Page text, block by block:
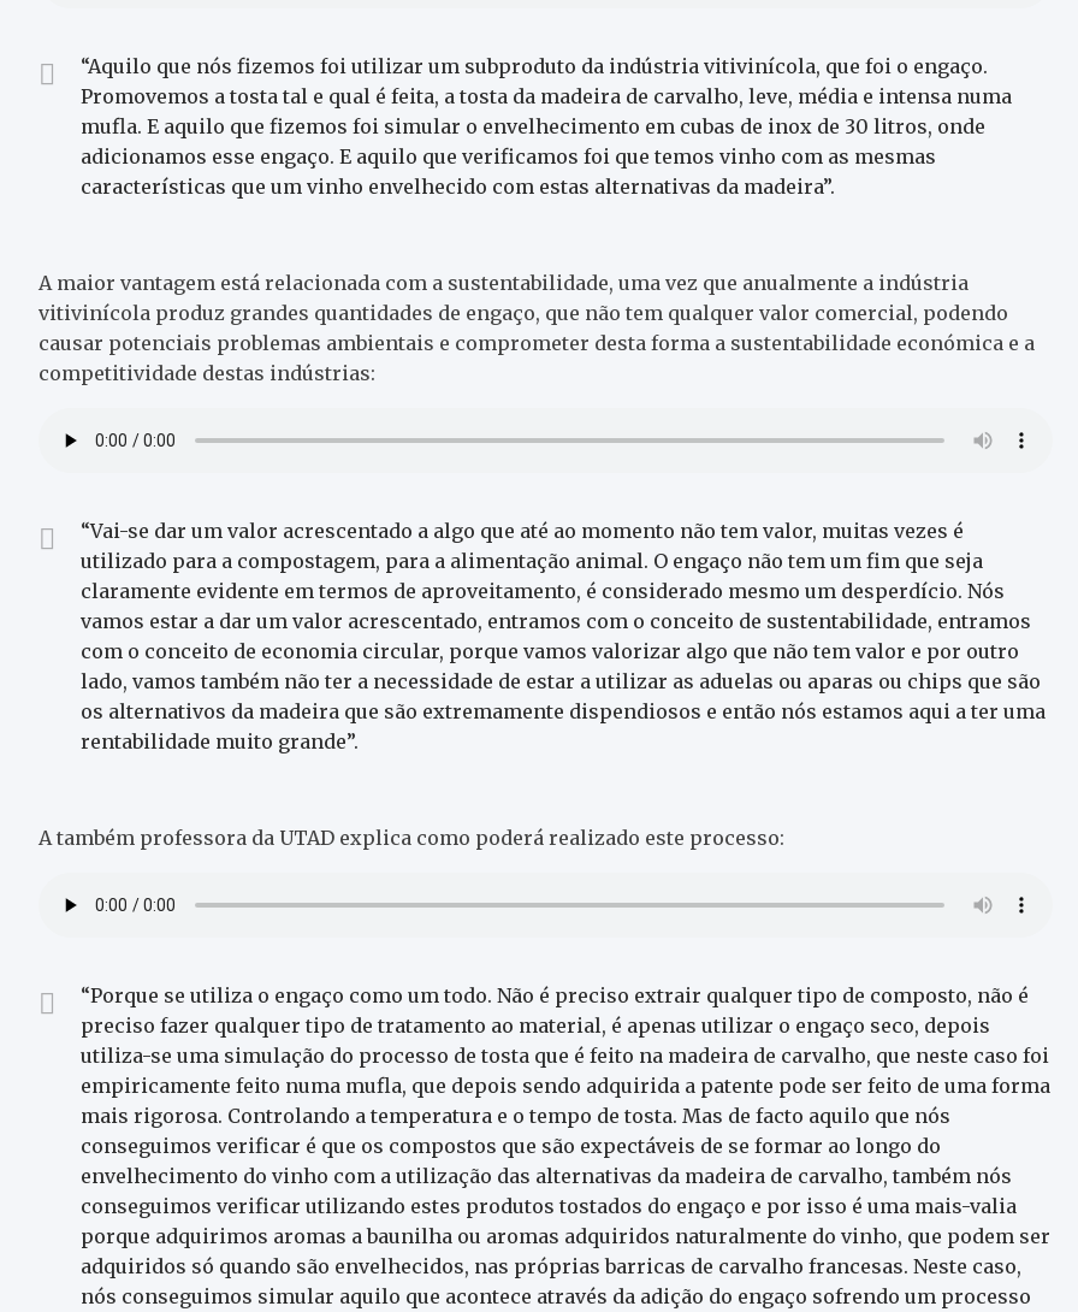
“Aquilo que nós fizemos foi utilizar um subproduto da indústria vitivinícola, que foi o engaço.
Promovemos a tosta tal e qual é feita, a tosta da madeira de carvalho, leve, média e intensa numa
mufla. E aquilo que fizemos foi simular o envelhecimento em cubas de inox de 30 litros, onde
adicionamos esse engaço. E aquilo que verificamos foi que temos vinho com as mesmas
características que um vinho envelhecido com estas alternativas da madeira”.
A maior vantagem está relacionada com a sustentabilidade, uma vez que anualmente a indústria
vitivinícola produz grandes quantidades de engaço, que não tem qualquer valor comercial, podendo
causar potenciais problemas ambientais e comprometer desta forma a sustentabilidade económica e a
competitividade destas indústrias:
“Vai-se dar um valor acrescentado a algo que até ao momento não tem valor, muitas vezes é
utilizado para a compostagem, para a alimentação animal. O engaço não tem um fim que seja
claramente evidente em termos de aproveitamento, é considerado mesmo um desperdício. Nós
vamos estar a dar um valor acrescentado, entramos com o conceito de sustentabilidade, entramos
com o conceito de economia circular, porque vamos valorizar algo que não tem valor e por outro
lado, vamos também não ter a necessidade de estar a utilizar as aduelas ou aparas ou chips que são
os alternativos da madeira que são extremamente dispendiosos e então nós estamos aqui a ter uma
rentabilidade muito grande”.
A também professora da UTAD explica como poderá realizado este processo:
“Porque se utiliza o engaço como um todo. Não é preciso extrair qualquer tipo de composto, não é
preciso fazer qualquer tipo de tratamento ao material, é apenas utilizar o engaço seco, depois
utiliza-se uma simulação do processo de tosta que é feito na madeira de carvalho, que neste caso foi
empiricamente feito numa mufla, que depois sendo adquirida a patente pode ser feito de uma forma
mais rigorosa. Controlando a temperatura e o tempo de tosta. Mas de facto aquilo que nós
conseguimos verificar é que os compostos que são expectáveis de se formar ao longo do
envelhecimento do vinho com a utilização das alternativas da madeira de carvalho, também nós
conseguimos verificar utilizando estes produtos tostados do engaço e por isso é uma mais-valia
porque adquirimos aromas a baunilha ou aromas adquiridos naturalmente do vinho, que podem ser
adquiridos só quando são envelhecidos, nas próprias barricas de carvalho francesas. Neste caso,
nós conseguimos simular aquilo que acontece através da adição do engaço sofrendo um processo